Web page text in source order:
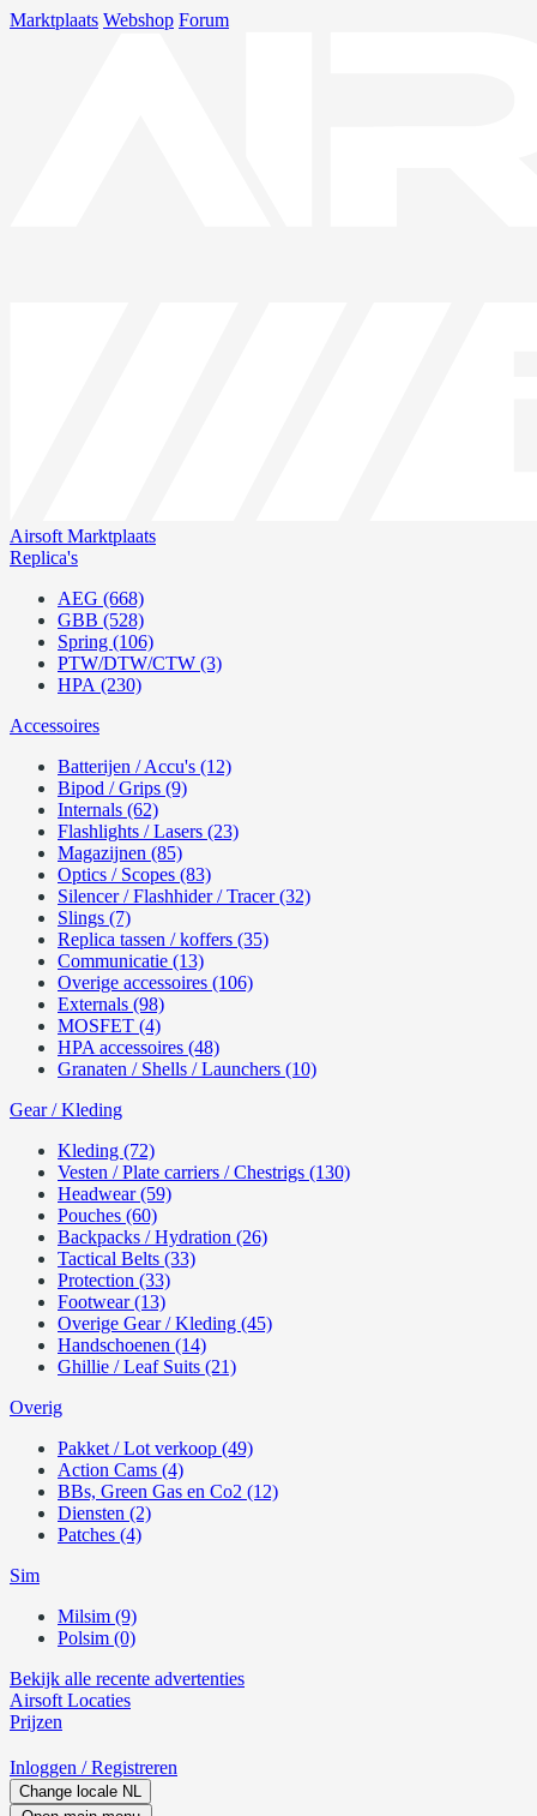
Marktplaats Webshop Forum
Airsoft Marktplaats
Replica's
AEG (668)
GBB (528)
Spring (106)
PTW/DTW/CTW (3)
HPA (230)
Accessoires
Batterijen / Accu's (12)
Bipod / Grips (9)
Internals (62)
Flashlights / Lasers (23)
Magazijnen (85)
Optics / Scopes (83)
Silencer / Flashhider / Tracer (32)
Slings (7)
Replica tassen / koffers (35)
Communicatie (13)
Overige accessoires (106)
Externals (98)
MOSFET (4)
HPA accessoires (48)
Granaten / Shells / Launchers (10)
Gear / Kleding
Kleding (72)
Vesten / Plate carriers / Chestrigs (130)
Headwear (59)
Pouches (60)
Backpacks / Hydration (26)
Tactical Belts (33)
Protection (33)
Footwear (13)
Overige Gear / Kleding (45)
Handschoenen (14)
Ghillie / Leaf Suits (21)
Overig
Pakket / Lot verkoop (49)
Action Cams (4)
BBs, Green Gas en Co2 (12)
Diensten (2)
Patches (4)
Sim
Milsim (9)
Polsim (0)
Bekijk alle recente advertenties
Airsoft Locaties
Prijzen
Inloggen / Registreren
Change locale NL